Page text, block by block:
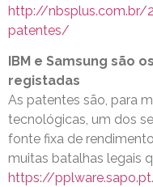
http://nbsplus.com.br/
patentes/
IBM e Samsung são
registadas
As patentes são, para
tecnológicas, um dos
fonte fixa de
muitas batalhas legais
https://